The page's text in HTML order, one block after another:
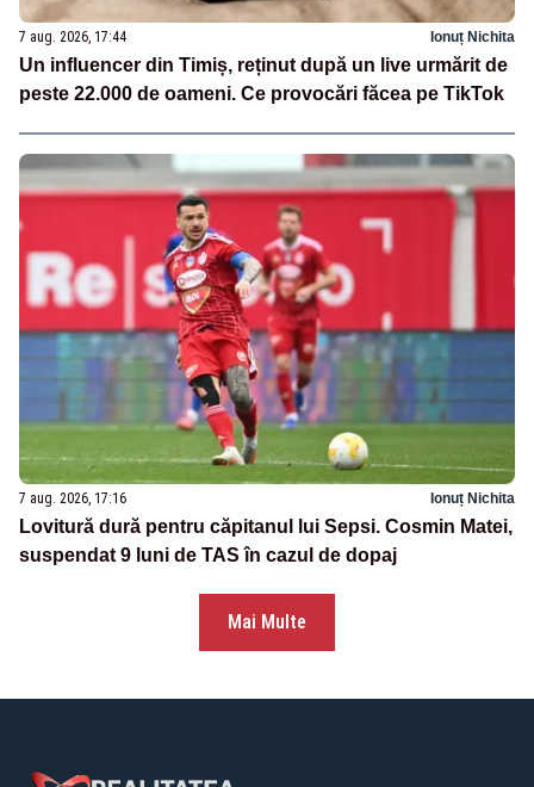
7 aug. 2026, 17:44 Ionuț Nichita
Un influencer din Timiș, reținut după un live urmărit de
peste 22.000 de oameni. Ce provocări făcea pe TikTok
7 aug. 2026, 17:16 Ionuț Nichita
Lovitură dură pentru căpitanul lui Sepsi. Cosmin Matei,
suspendat 9 luni de TAS în cazul de dopaj
Mai Multe